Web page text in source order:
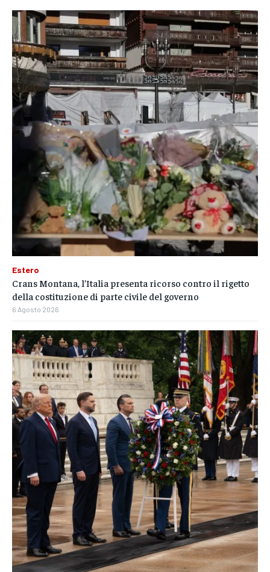
Estero
Crans Montana, l’Italia presenta ricorso contro il rigetto
della costituzione di parte civile del governo
6 Agosto 2026